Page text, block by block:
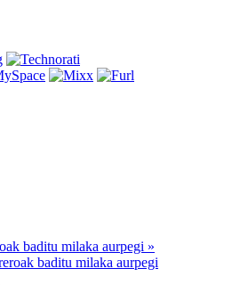
baditu milaka aurpegi »